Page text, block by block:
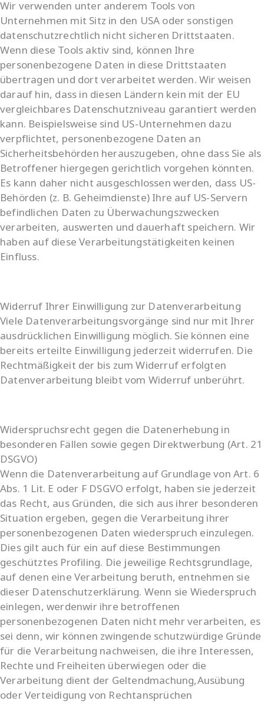
Wir verwenden unter anderem Tools von
Unternehmen mit Sitz in den USA oder sonstigen
datenschutzrechtlich nicht sicheren Drittstaaten.
Wenn diese Tools aktiv sind, können Ihre
personenbezogene Daten in diese Drittstaaten
übertragen und dort verarbeitet werden. Wir weisen
darauf hin, dass in diesen Ländern kein mit der EU
vergleichbares Datenschutzniveau garantiert werden
kann. Beispielsweise sind US-Unternehmen dazu
verpflichtet, personenbezogene Daten an
Sicherheitsbehörden herauszugeben, ohne dass Sie als
Betroffener hiergegen gerichtlich vorgehen könnten.
Es kann daher nicht ausgeschlossen werden, dass US-
Behörden (z. B. Geheimdienste) Ihre auf US-Servern
befindlichen Daten zu Überwachungszwecken
verarbeiten, auswerten und dauerhaft speichern. Wir
haben auf diese Verarbeitungstätigkeiten keinen
Einfluss.
Widerruf Ihrer Einwilligung zur Datenverarbeitung
Viele Datenverarbeitungsvorgänge sind nur mit Ihrer
ausdrücklichen Einwilligung möglich. Sie können eine
bereits erteilte Einwilligung jederzeit widerrufen. Die
Rechtmäßigkeit der bis zum Widerruf erfolgten
Datenverarbeitung bleibt vom Widerruf unberührt.
Widerspruchsrecht gegen die Datenerhebung in
besonderen Fällen sowie gegen Direktwerbung (Art. 21
DSGVO)
Wenn die Datenverarbeitung auf Grundlage von Art. 6
Abs. 1 Lit. E oder F DSGVO erfolgt, haben sie jederzeit
das Recht, aus Gründen, die sich aus ihrer besonderen
Situation ergeben, gegen die Verarbeitung ihrer
personenbezogenen Daten wiederspruch einzulegen.
Dies gilt auch für ein auf diese Bestimmungen
geschütztes Profiling. Die jeweilige Rechtsgrundlage,
auf denen eine Verarbeitung beruth, entnehmen sie
dieser Datenschutzerklärung. Wenn sie Wiederspruch
einlegen, werdenwir ihre betroffenen
personenbezogenen Daten nicht mehr verarbeiten, es
sei denn, wir können zwingende schutzwürdige Gründe
für die Verarbeitung nachweisen, die ihre Interessen,
Rechte und Freiheiten überwiegen oder die
Verarbeitung dient der Geltendmachung,Ausübung
oder Verteidigung von Rechtansprüchen